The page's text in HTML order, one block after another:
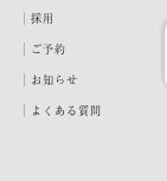
採用
ご予約
お知らせ
よくある質問